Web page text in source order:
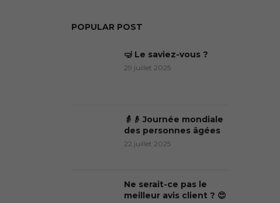
POPULAR POST
🤿 Le saviez-vous ?
29 juillet 2025
👵👴 Journée mondiale
des personnes âgées
22 juillet 2025
Ne serait-ce pas le
meilleur avis client ? 😍